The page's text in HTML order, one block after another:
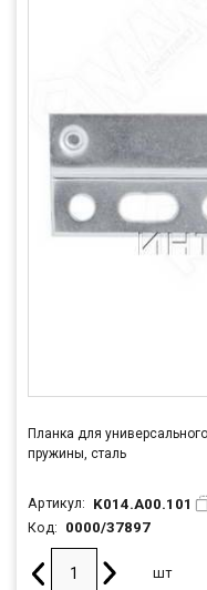
Планка для
пружины, сталь
Артикул: K014.A00.101
Код: 0000/37897
шт